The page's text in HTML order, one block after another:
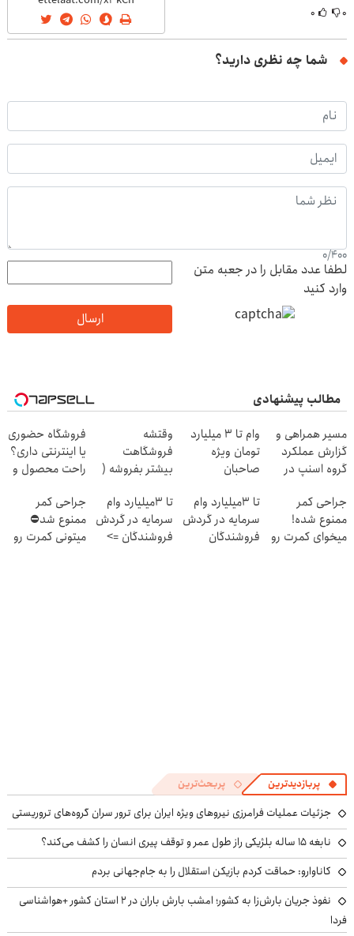
۰ ۰
شما چه نظری دارید؟
0/400
لطفا عدد مقابل را در جعبه متن
وارد کنید
ارسال
مطالب پیشنهادی
مسیر همراهی و
گزارش عملکرد
گروه اسنپ در
وام تا ۳ میلیارد
تومان ویژه
صاحبان
آنلاین و حضوری
وقتشه
فروشگاهت
بیشتر بفروشه (
نام کن )
فروشگاه حضوری
یا اینترنتی داری؟
راحت محصول و
بفروش
جراحی کمر
ممنوع شده!
میخوای کمرت رو
تا 3میلیارد وام
سرمایه در گردش
فروشندگان
تا 3میلیارد وام
سرمایه در گردش
فروشندگان =>
جراحی کمر
ممنوع شد⛔
میتونی کمرت رو
پربازدیدترین پربحث‌ترین
جزئیات عملیات فرامرزی نیروهای ویژه ایران برای ترور سران گروه‌های تروریستی
نابغه ۱۵ ساله بلژیکی راز طول عمر و توقف پیری انسان را کشف می‌کند؟
کاناوارو: حماقت کردم بازیکن استقلال را به جام‌جهانی بردم
نفوذ جریان بارش‌زا به کشور؛ امشب بارش باران در ۲ استان کشور +هواشناسی
فردا